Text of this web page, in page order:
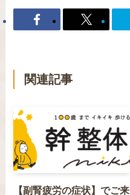
関連記事
【副腎疲労の症状】でご来